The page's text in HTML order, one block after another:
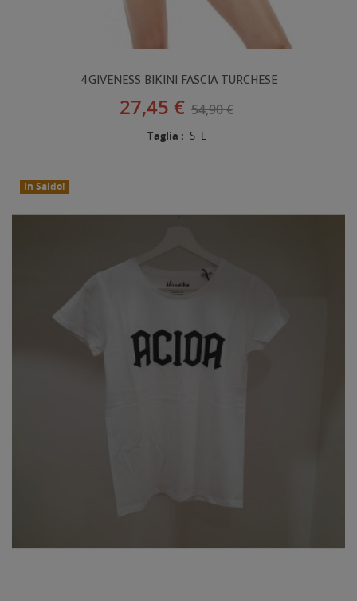
4GIVENESS BIKINI FASCIA TURCHESE
27,45 € 54,90 €
Taglia : S L
In Saldo!
Nuovo